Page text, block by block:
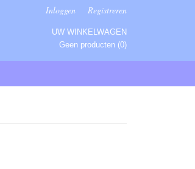
Inloggen Registreren
UW WINKELWAGEN
Geen producten (0)